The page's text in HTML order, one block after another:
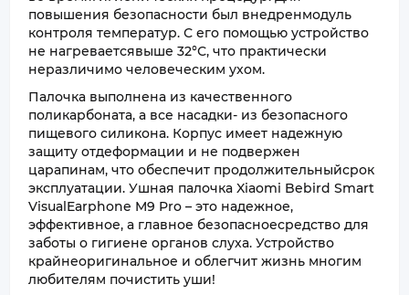
повышения безопасности был внедренмодуль
контроля температур. С его помощью устройство
не нагреваетсявыше 32°С, что практически
неразличимо человеческим ухом.
Палочка выполнена из качественного
поликарбоната, а все насадки- из безопасного
пищевого силикона. Корпус имеет надежную
защиту отдеформации и не подвержен
царапинам, что обеспечит продолжительныйсрок
эксплуатации. Ушная палочка Xiaomi Bebird Smart
VisualEarphone M9 Pro – это надежное,
эффективное, а главное безопасноесредство для
заботы о гигиене органов слуха. Устройство
крайнеоригинальное и облегчит жизнь многим
любителям почистить уши!